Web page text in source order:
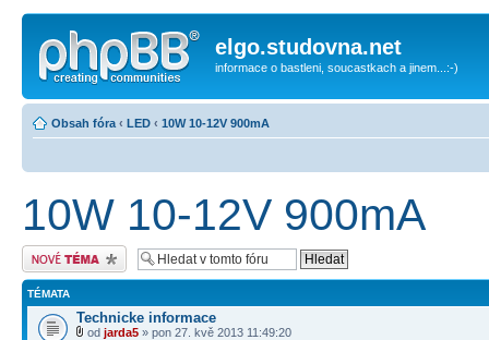
elgo.studovna.net
informace o bastleni, soucastkach a jinem...:-)
Obsah fóra ‹ LED ‹ 10W 10-12V 900mA
10W 10-12V 900mA
Odeslat nové téma
TÉMATA
Technicke informace
od jarda5 » pon 27. kvě 2013 11:49:20